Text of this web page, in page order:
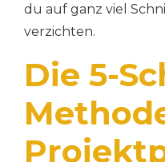
du auf ganz viel
verzichten.
Die 5-